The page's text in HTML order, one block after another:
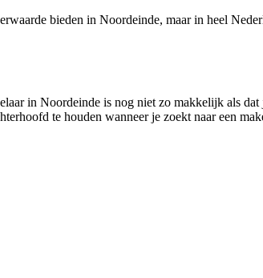
bieden in Noordeinde, maar in heel
in Noordeinde is nog niet zo makkelijk als
te houden wanneer je zoekt naar een